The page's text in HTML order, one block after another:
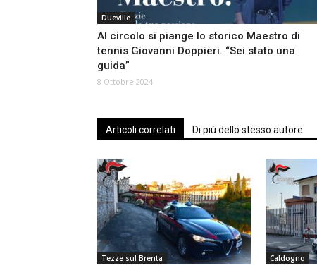
Dueville
Al circolo si piange lo storico Maestro di
tennis Giovanni Doppieri. “Sei stato una
guida”
8 Ottobre 2024
Articoli correlati Di più dello stesso autore
Tezze sul Brenta Caldogno